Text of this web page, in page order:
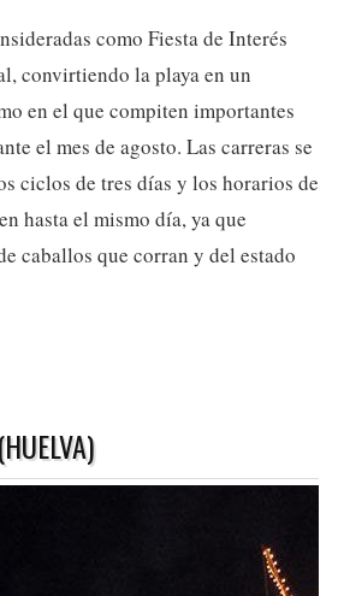
como Fiesta de Interés
convirtiendo la playa en un
en el que compiten importantes
el mes de agosto. Las carreras se
ciclos de tres días y los horarios de
hasta el mismo día, ya que
caballos que corran y del estado